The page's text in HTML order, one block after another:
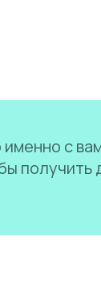
с
получить